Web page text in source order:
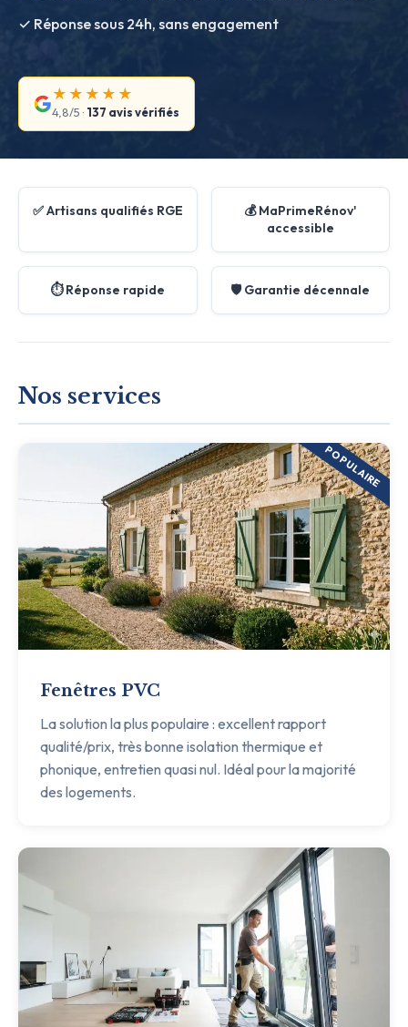
✓ Réponse sous 24h, sans engagement
★★★★★
4,8/5 · 137 avis vérifiés
✅ Artisans qualifiés RGE
💰 MaPrimeRénov'
accessible
⏱️ Réponse rapide 🛡️ Garantie décennale
Nos services
POPULAIRE
Fenêtres PVC
La solution la plus populaire : excellent rapport
qualité/prix, très bonne isolation thermique et
phonique, entretien quasi nul. Idéal pour la majorité
des logements.